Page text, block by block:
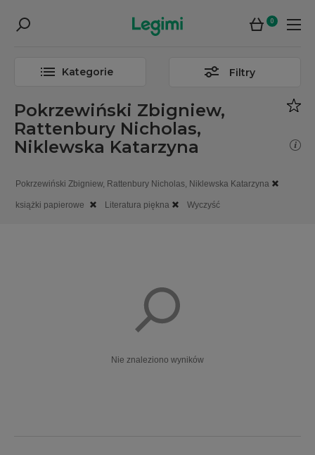
0
Kategorie Filtry
Pokrzewiński Zbigniew,
Rattenbury Nicholas,
Niklewska Katarzyna
Pokrzewiński Zbigniew, Rattenbury Nicholas, Niklewska Katarzyna
książki papierowe Literatura piękna Wyczyść
Nie znaleziono wyników